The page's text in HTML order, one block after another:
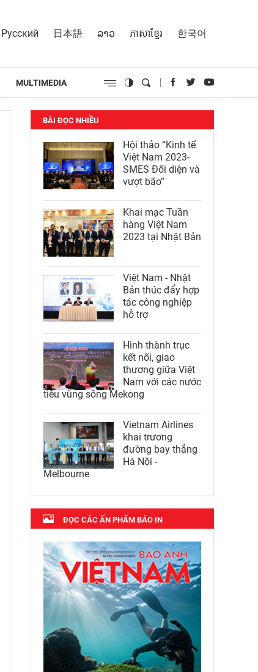
Русский 日本語 ລາວ ភាសាខ្មែរ 한국어
MULTIMEDIA
BÀI ĐỌC NHIỀU
Hội thảo “Kinh tế
Việt Nam 2023-
SMES Đối diện và
vượt bão”
Khai mạc Tuần
hàng Việt Nam
2023 tại Nhật Bản
Việt Nam - Nhật
Bản thúc đẩy hợp
tác công nghiệp
hỗ trợ
Hình thành trục
kết nối, giao
thương giữa Việt
Nam với các nước
tiểu vùng sông Mekong
Vietnam Airlines
khai trương
đường bay thẳng
Hà Nội -
Melbourne
ĐỌC CÁC ẤN PHẨM BÁO IN